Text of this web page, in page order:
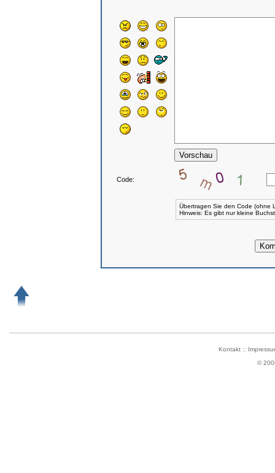
Code:
Übertragen Sie den Code (ohne
Hinweis: Es gibt nur kleine
Kontakt::
©